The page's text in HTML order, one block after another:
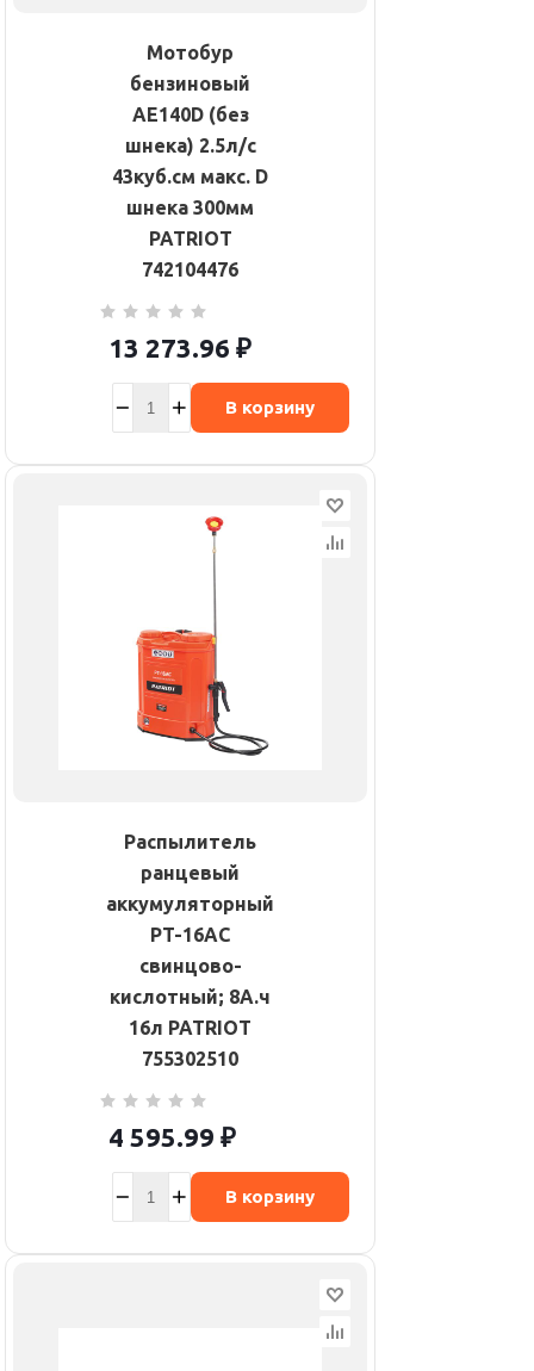
Мотобур
бензиновый
AE140D (без
шнека) 2.5л/с
43куб.см макс. D
шнека 300мм
PATRIOT
742104476
13 273.96 ₽
В корзину
Распылитель
ранцевый
аккумуляторный
PT-16AC
свинцово-
кислотный; 8А.ч
16л PATRIOT
755302510
4 595.99 ₽
В корзину